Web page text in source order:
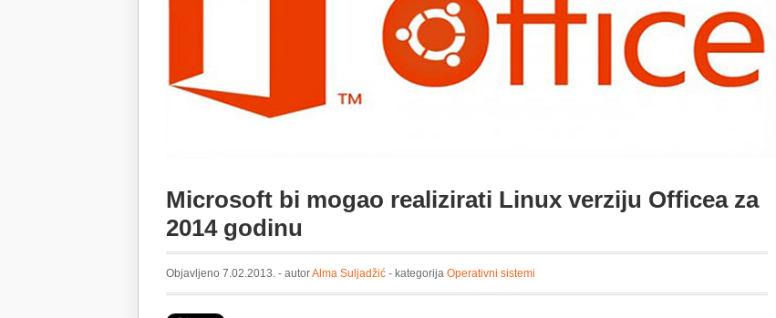
Microsoft bi mogao realizirati Linux verziju Officea za
2014 godinu
Objavljeno 7.02.2013. - autorAlma Suljadžić - kategorija Operativni sistemi